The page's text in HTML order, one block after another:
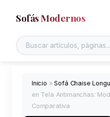
Sofás Modernos
Inicio »Sofá Chaise
en Tela Antimanchas:
Comparativa